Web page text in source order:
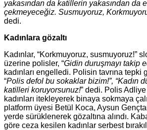
yakasından da katillerin yakasından da
çekmeyeceğiz. Susmuyoruz,
dedi.
Kadınlara gözaltı
Kadınlar, “Korkmuyoruz, susmuyoruz!”
üzerine polisler, “Gidin duruşmayı takip
kadınları engelledi. Polisin tavrına tepki
“Polis defol bu sokaklar bizim!”, “Kadın
katilleri koruyorsunuz!” dedi. Polis Adliye
kadınları itekleyerek binaya sokmaya
platform üyesi Betül Koca, Aysun
yerde sürüklenerek gözaltına alındı.
göre ceza kesilen kadınlar serbest